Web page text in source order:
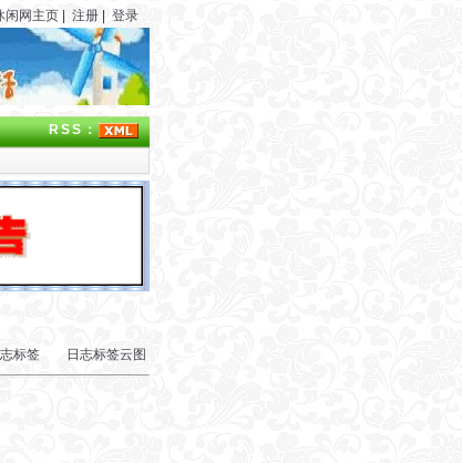
闲网主页 注册 登录
RSS：
标签 日志标签云图